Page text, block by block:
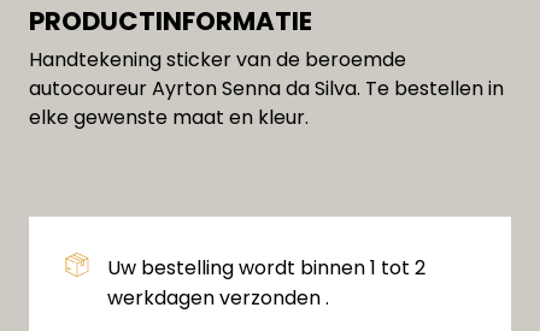
PRODUCTINFORMATIE
Handtekening sticker van de beroemde
autocoureur Ayrton Senna da Silva. Te bestellen in
elke gewenste maat en kleur.
Uw bestelling wordt binnen 1 tot 2
werkdagen verzonden .